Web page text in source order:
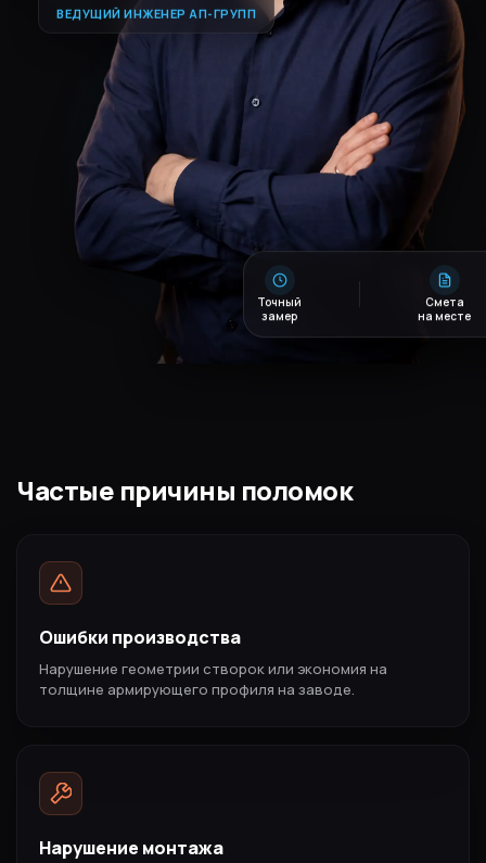
ВЕДУЩИЙ ИНЖЕНЕР АП-ГРУПП
Точный
замер
Смета
на месте
Частые причины поломок
Ошибки производства
Нарушение геометрии створок или экономия на
толщине армирующего профиля на заводе.
Нарушение монтажа